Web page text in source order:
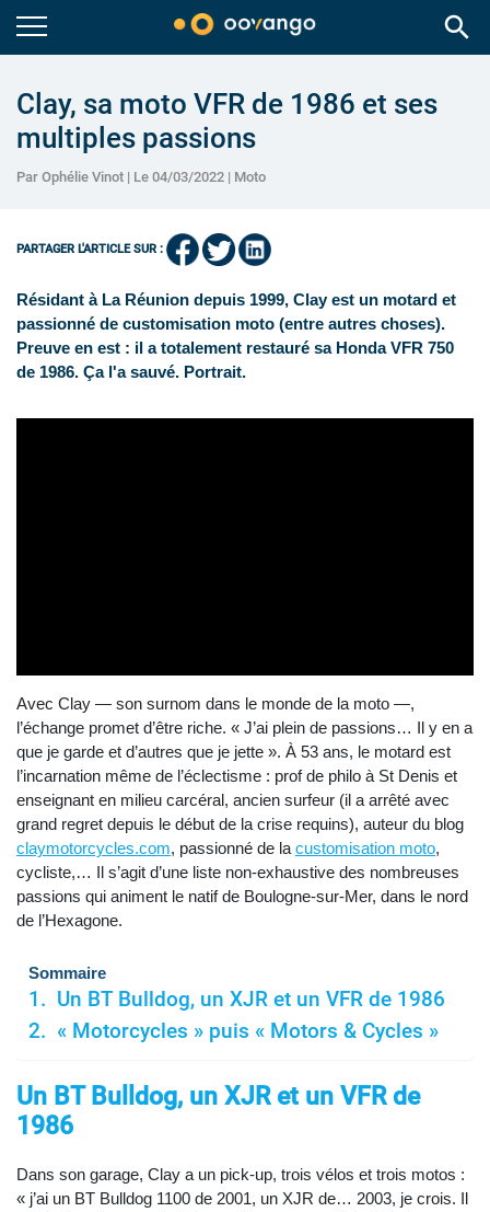
search
Clay, sa moto VFR de 1986 et ses
multiples passions
Par Ophélie Vinot | Le 04/03/2022 | Moto
PARTAGER L'ARTICLE SUR :
Résidant à La Réunion depuis 1999, Clay est un motard et
passionné de customisation moto (entre autres choses).
Preuve en est : il a totalement restauré sa Honda VFR 750
de 1986. Ça l'a sauvé. Portrait.
Avec Clay — son surnom dans le monde de la moto —,
l’échange promet d’être riche. « J’ai plein de passions… Il y en a
que je garde et d’autres que je jette ». À 53 ans, le motard est
l’incarnation même de l’éclectisme : prof de philo à St Denis et
enseignant en milieu carcéral, ancien surfeur (il a arrêté avec
grand regret depuis le début de la crise requins), auteur du blog
claymotorcycles.com, passionné de la customisation moto,
cycliste,… Il s’agit d’une liste non-exhaustive des nombreuses
passions qui animent le natif de Boulogne-sur-Mer, dans le nord
de l’Hexagone.
Sommaire
Un BT Bulldog, un XJR et un VFR de 1986
« Motorcycles » puis « Motors & Cycles »
Un BT Bulldog, un XJR et un VFR de
1986
Dans son garage, Clay a un pick-up, trois vélos et trois motos :
« j’ai un BT Bulldog 1100 de 2001, un XJR de… 2003, je crois. Il